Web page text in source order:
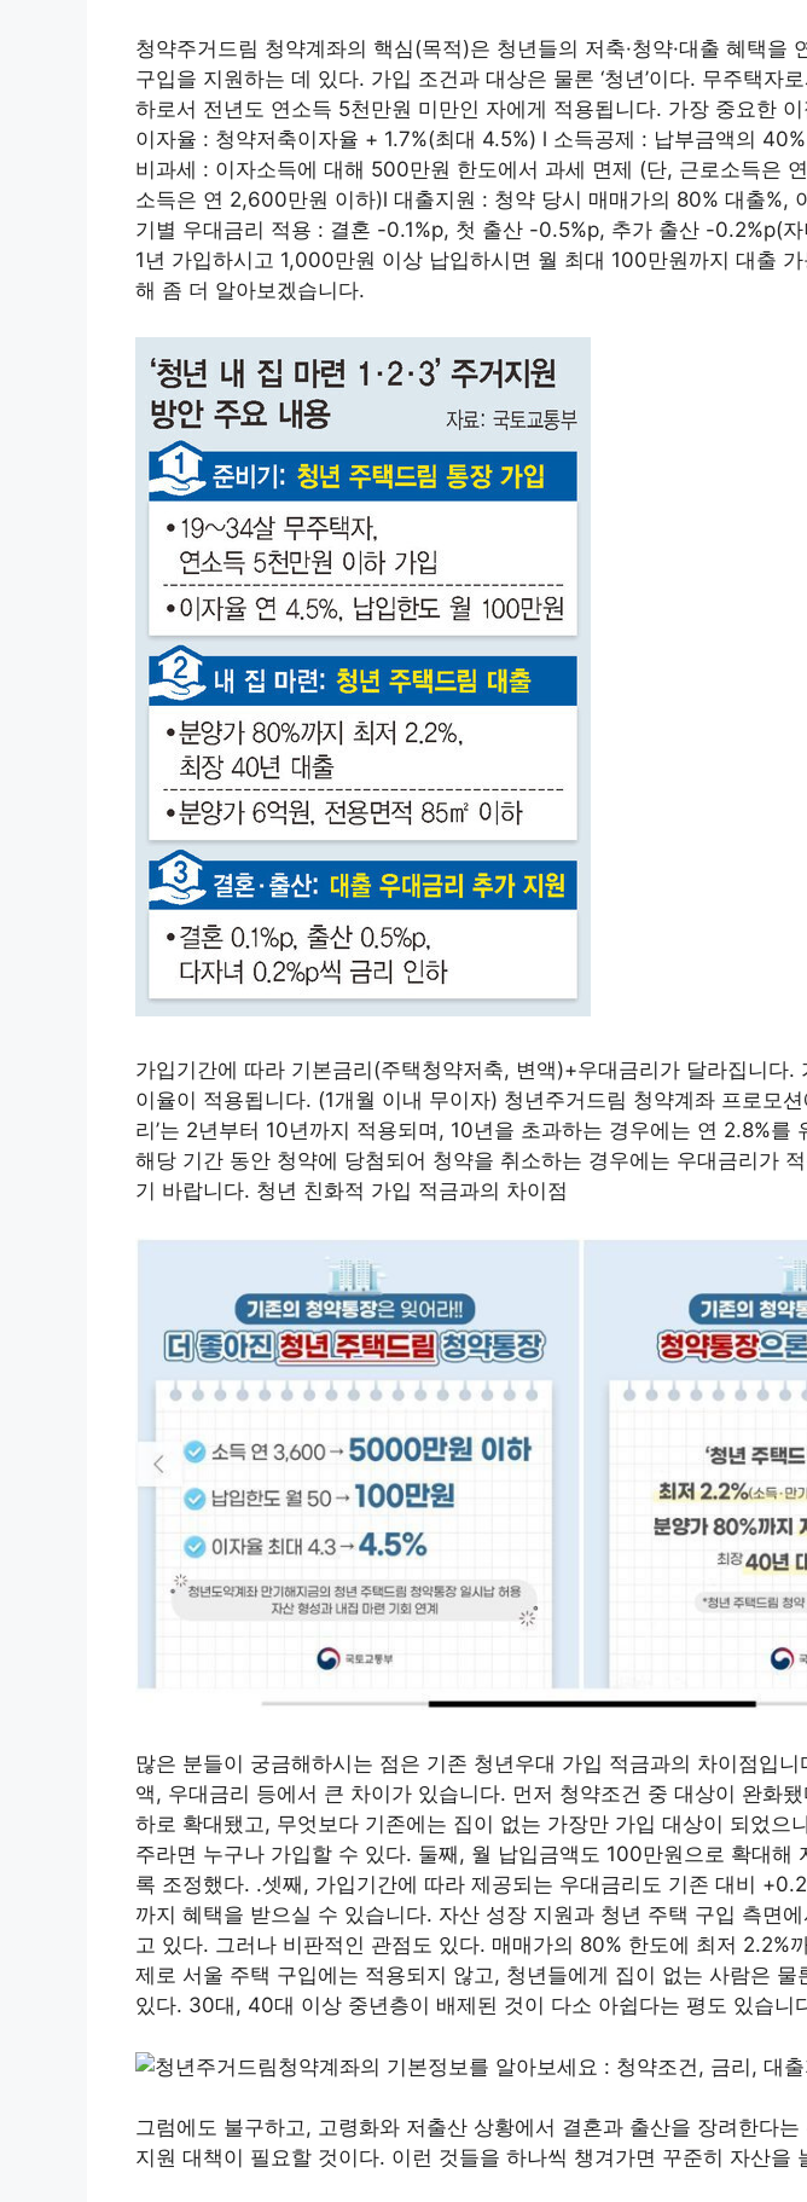
청약주거드림 청약계좌의 핵심(목적)은 청년들의 저축·청약·대출 혜택을
구입을 지원하는 데 있다. 가입 조건과 대상은 물론 ‘청년’이다. 무주택자
하로서 전년도 연소득 5천만원 미만인 자에게 적용됩니다. 가장 중요한
이자율 : 청약저축이자율 + 1.7%(최대 4.5%) l 소득공제 : 납부금액의
비과세 : 이자소득에 대해 500만원 한도에서 과세 면제 (단, 근로소득은
소득은 연 2,600만원 이하)l 대출지원 : 청약 당시 매매가의 80% 대출%,
기별 우대금리 적용 : 결혼 -0.1%p, 첫 출산 -0.5%p, 추가 출산 -0.2%p(
1년 가입하시고 1,000만원 이상 납입하시면 월 최대 100만원까지 대출
해 좀 더 알아보겠습니다.
가입기간에 따라 기본금리(주택청약저축, 변액)+우대금리가 달라집니다.
이율이 적용됩니다. (1개월 이내 무이자) 청년주거드림 청약계좌 프로모션
리’는 2년부터 10년까지 적용되며, 10년을 초과하는 경우에는 연 2.8%를
해당 기간 동안 청약에 당첨되어 청약을 취소하는 경우에는 우대금리가
기 바랍니다. 청년 친화적 가입 적금과의 차이점
많은 분들이 궁금해하시는 점은 기존 청년우대 가입 적금과의 차이점입
액, 우대금리 등에서 큰 차이가 있습니다. 먼저 청약조건 중 대상이 완화
하로 확대됐고, 무엇보다 기존에는 집이 없는 가장만 가입 대상이 되었으
주라면 누구나 가입할 수 있다. 둘째, 월 납입금액도 100만원으로 확대해
록 조정했다. .셋째, 가입기간에 따라 제공되는 우대금리도 기존 대비
까지 혜택을 받으실 수 있습니다. 자산 성장 지원과 청년 주택 구입 측면
고 있다. 그러나 비판적인 관점도 있다. 매매가의 80% 한도에 최저 2.2%
제로 서울 주택 구입에는 적용되지 않고, 청년들에게 집이 없는 사람은 물
있다. 30대, 40대 이상 중년층이 배제된 것이 다소 아쉽다는 평도 있습니
그럼에도 불구하고, 고령화와 저출산 상황에서 결혼과 출산을 장려한다
지원 대책이 필요할 것이다. 이런 것들을 하나씩 챙겨가면 꾸준히 자산을